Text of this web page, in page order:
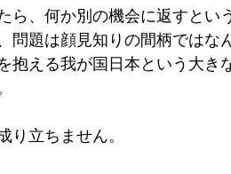
、何か別の機会に返すとい
問題は顔見知りの間柄ではな
抱える我が国日本という大き
立ちません。